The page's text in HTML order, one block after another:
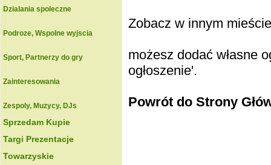
Dzialania spoleczne
Podroze, Wspolne wyjscia
Sport, Partnerzy do gry
Zainteresowania
Zespoly, Muzycy, DJs
Sprzedam Kupie
Targi Prezentacje
Towarzyskie
Zobacz w innym
możesz dodać własne
ogłoszenie'.
Powrót do Strony